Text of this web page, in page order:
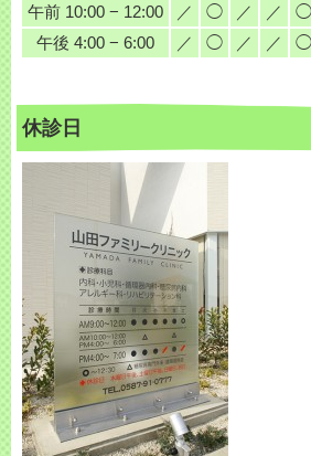
午前 10:00 − 12:00
／ ◯ ／ ／ ◯
午後 4:00 − 6:00
／ ◯ ／ ／ ◯
休診日